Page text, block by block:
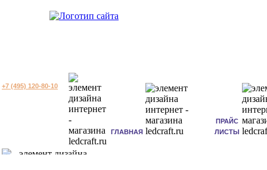
+7 (495) 120-80-10
ГЛАВНАЯ
ПРАЙС
ЛИСТЫ